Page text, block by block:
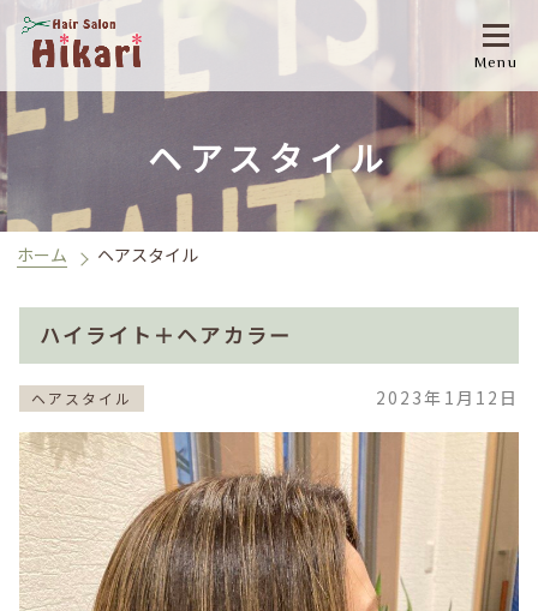
Menu
ヘアスタイル
ホーム ヘアスタイル
ハイライト＋ヘアカラー
ヘアスタイル 2023年1月12日